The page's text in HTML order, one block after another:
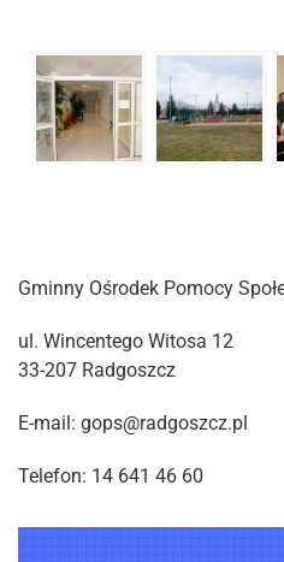
Gminny Ośrodek Pomocy
ul. Wincentego Witosa 12
33-207 Radgoszcz
E-mail: gops@radgoszcz.pl
Telefon: 14 641 46 60